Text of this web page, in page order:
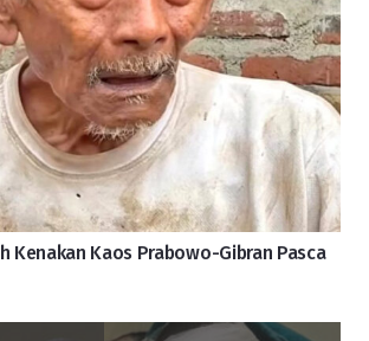
Kenakan Kaos Prabowo-Gibran Pasca